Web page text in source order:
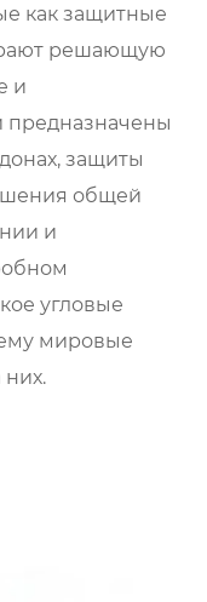
как защитные
решающую
и
защиты
общей
и
угловые
мировые
них.